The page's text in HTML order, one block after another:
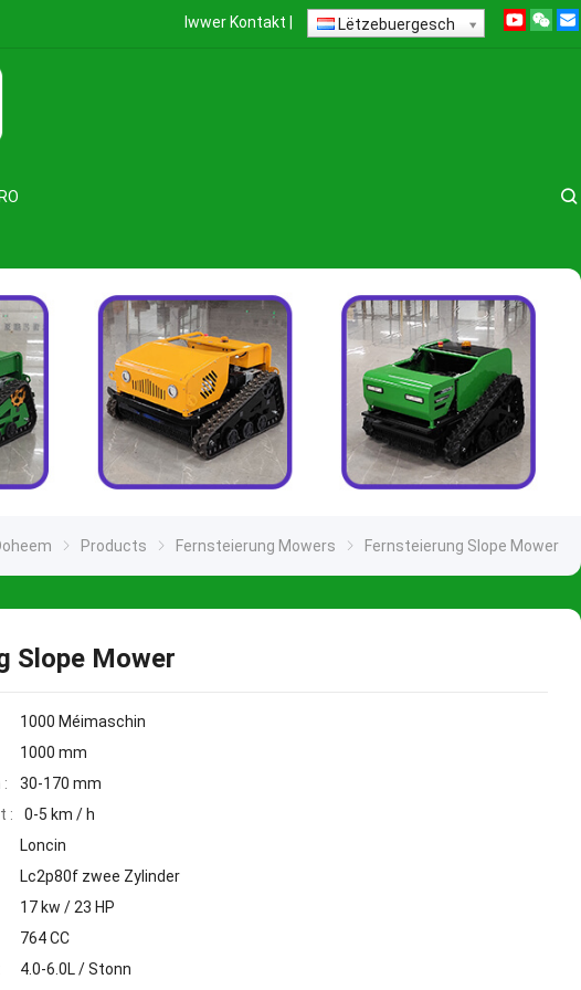
Iwwer Kontakt Lëtzebuergesch
Products Fernsteierung Mowers Fernsteierung Slope Mower
Slope Mower
1000 Méimaschin
1000 mm
30-170 mm
:
0-5 km / h
Loncin
Lc2p80f zwee Zylinder
17 kw / 23 HP
764 CC
4.0-6.0L / Stonn